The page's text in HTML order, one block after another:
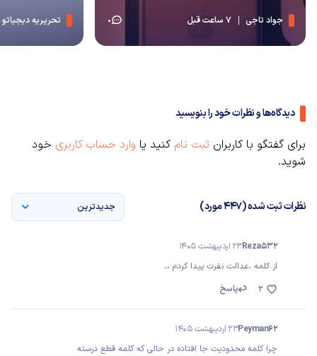
جواد تاجی 7 ساعت قبل 0 تحریریه دیجیاتو
دیدگاه‌ها و نظرات خود را بنویسید
برای گفتگو با کاربران ثبت نام کنید یا وارد حساب کاربری خود
شوید.
نظرات ثبت شده (447 مورد) جدیدترین
Reza53223 اردیبهشت 1405
از کلمه ،عدالت نفرت پیدا کردم ،،
پاسخ
2
Peyman6223 اردیبهشت 1405
چرا کلمه محدودیت جا افتاده در حالی که کلمه قطع درسته